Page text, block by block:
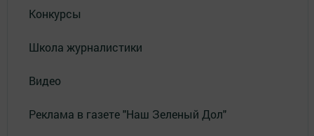
Конкурсы
Школа журналистики
Видео
Реклама в газете "Наш Зеленый Дол"